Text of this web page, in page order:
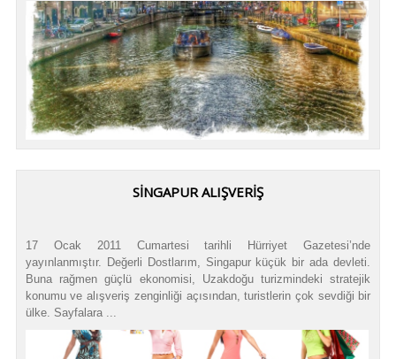
SINGAPUR ALIŞVERIŞ
17 Ocak 2011 Cumartesi tarihli Hürriyet Gazetesi’nde
yayınlanmıştır. Değerli Dostlarım, Singapur küçük bir ada devleti.
Buna rağmen güçlü ekonomisi, Uzakdoğu turizmindeki stratejik
konumu ve alışveriş zenginliği açısından, turistlerin çok sevdiği bir
ülke. Sayfalara ...